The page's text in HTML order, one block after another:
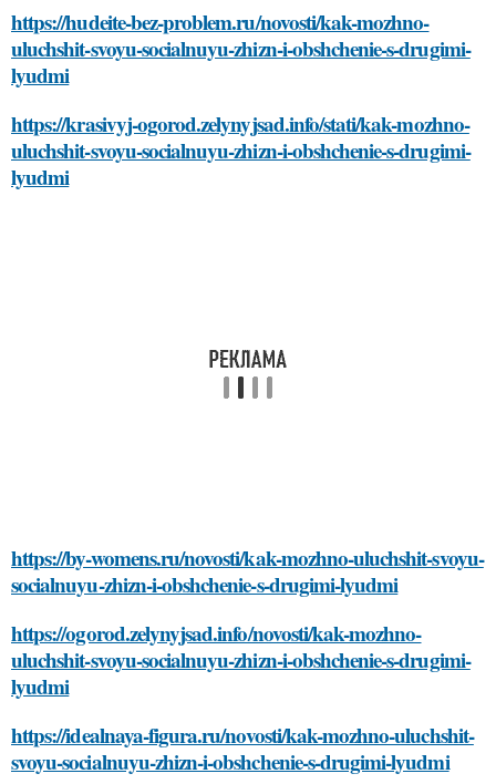
https://hudeite-bez-problem.ru/novosti/kak-mozhno-
uluchshit-svoyu-socialnuyu-zhizn-i-obshchenie-s-drugimi-
lyudmi
https://krasivyj-ogorod.zelynyjsad.info/stati/kak-mozhno-
uluchshit-svoyu-socialnuyu-zhizn-i-obshchenie-s-drugimi-
lyudmi
https://by-womens.ru/novosti/kak-mozhno-uluchshit-svoyu-
socialnuyu-zhizn-i-obshchenie-s-drugimi-lyudmi
https://ogorod.zelynyjsad.info/novosti/kak-mozhno-
uluchshit-svoyu-socialnuyu-zhizn-i-obshchenie-s-drugimi-
lyudmi
https://idealnaya-figura.ru/novosti/kak-mozhno-uluchshit-
svoyu-socialnuyu-zhizn-i-obshchenie-s-drugimi-lyudmi